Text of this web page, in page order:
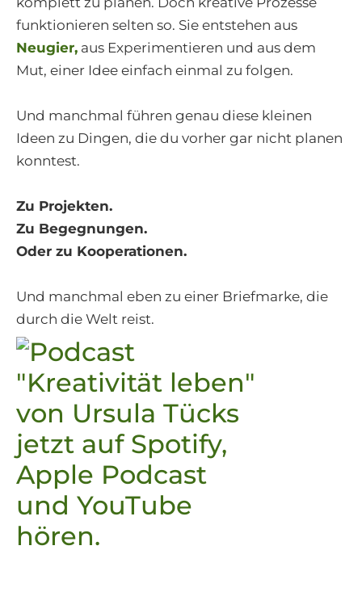
funktionieren selten so. Sie entstehen aus
Neugier, aus Experimentieren und aus dem
Mut, einer Idee einfach einmal zu folgen.
Und manchmal führen genau diese kleinen
Ideen zu Dingen, die du vorher gar nicht planen
konntest.
Zu Projekten.
Zu Begegnungen.
Oder zu Kooperationen.
Und manchmal eben zu einer Briefmarke, die
durch die Welt reist.